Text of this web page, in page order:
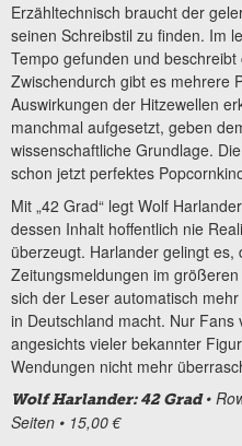
Erzähltechnisch braucht der
seinen Schreibstil zu finden. Im
Tempo gefunden und
Zwischendurch gibt es mehrere
Auswirkungen der Hitzewellen
manchmal aufgesetzt, geben
wissenschaftliche Grundlage.
schon jetzt perfektes
Mit „42 Grad“ legt Wolf
dessen Inhalt hoffentlich nie
überzeugt. Harlander gelingt es,
Zeitungsmeldungen im
sich der Leser automatisch
in Deutschland macht. Nur
angesichts vieler bekannter
Wendungen nicht mehr
Wolf Harlander: 42 Grad •
Seiten • 15,00 €